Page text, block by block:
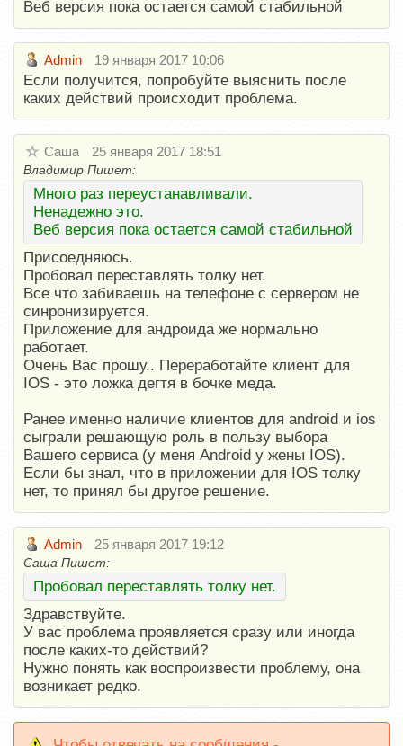
Веб версия пока остается самой стабильной
Admin 19 января 2017 10:06
Если получится, попробуйте выяснить после
каких действий происходит проблема.
Саша 25 января 2017 18:51
Владимир Пишет:
Много раз переустанавливали.
Ненадежно это.
Веб версия пока остается самой стабильной
Присоедняюсь.
Пробовал переставлять толку нет.
Все что забиваешь на телефоне с сервером не
синронизируется.
Приложение для андроида же нормально
работает.
Очень Вас прошу.. Переработайте клиент для
IOS - это ложка дегтя в бочке меда.
Ранее именно наличие клиентов для android и ios
сыграли решающую роль в пользу выбора
Вашего сервиса (у меня Android у жены IOS).
Если бы знал, что в приложении для IOS толку
нет, то принял бы другое решение.
Admin 25 января 2017 19:12
Саша Пишет:
Пробовал переставлять толку нет.
Здравствуйте.
У вас проблема проявляется сразу или иногда
после каких-то действий?
Нужно понять как воспроизвести проблему, она
возникает редко.